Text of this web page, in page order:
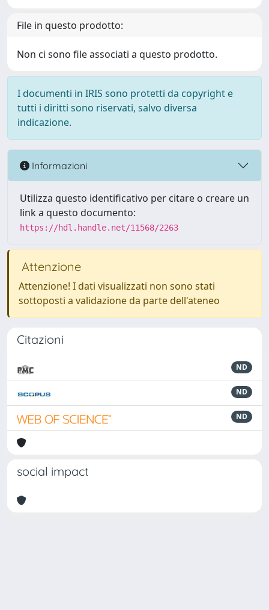
File in questo prodotto:
Non ci sono file associati a questo prodotto.
I documenti in IRIS sono protetti da copyright e
tutti i diritti sono riservati, salvo diversa
indicazione.
Informazioni
Utilizza questo identificativo per citare o creare un
link a questo documento:
https://hdl.handle.net/11568/2263
Attenzione
Attenzione! I dati visualizzati non sono stati
sottoposti a validazione da parte dell'ateneo
Citazioni
ND
ND
ND
social impact